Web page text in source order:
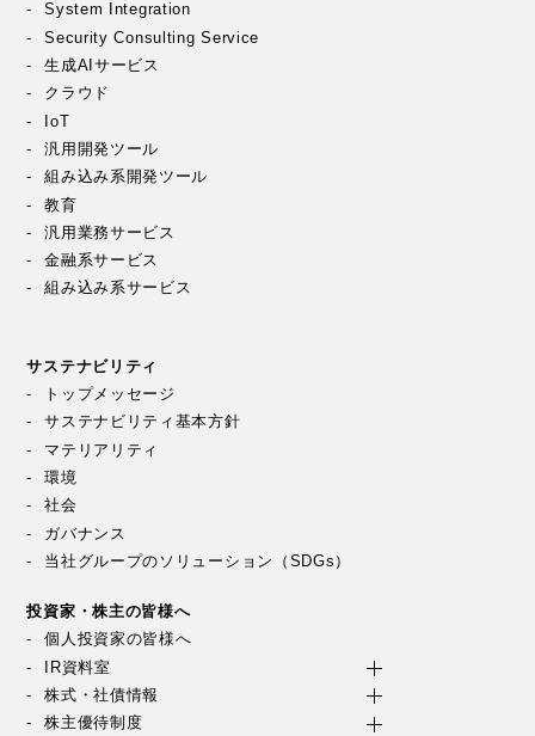
System Integration
Security Consulting Service
生成AIサービス
クラウド
IoT
汎用開発ツール
組み込み系開発ツール
教育
汎用業務サービス
金融系サービス
組み込み系サービス
サステナビリティ
トップメッセージ
サステナビリティ基本方針
マテリアリティ
環境
社会
ガバナンス
当社グループのソリューション（SDGs）
投資家・株主の皆様へ
個人投資家の皆様へ
IR資料室
株式・社債情報
株主優待制度